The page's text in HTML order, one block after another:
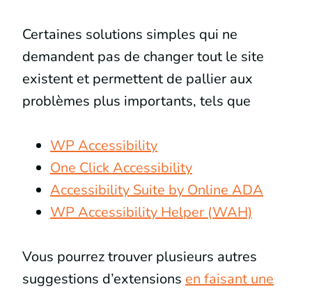
Certaines solutions simples qui ne
demandent pas de changer tout le site
existent et permettent de pallier aux
problèmes plus importants, tels que
WP Accessibility
One Click Accessibility
Accessibility Suite by Online ADA
WP Accessibility Helper (WAH)
Vous pourrez trouver plusieurs autres
suggestions d’extensions en faisant une